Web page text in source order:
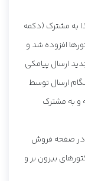
به مشترک (دکمه
افزوده شد و
ارسال پیامکی
ارسال توسط
و به مشترک
در صفحه فروش
بیرون بر و